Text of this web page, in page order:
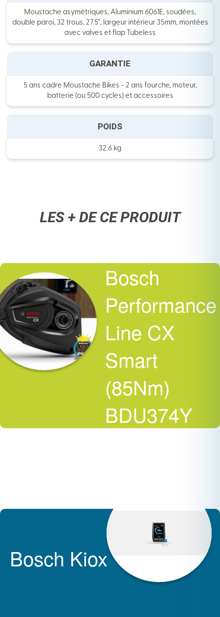
Moustache asymétriques, Aluminium 6061E, soudées,
double paroi, 32 trous, 27.5", largeur intérieur 35mm, montées
avec valves et flap Tubeless
GARANTIE
5 ans cadre Moustache Bikes - 2 ans fourche, moteur,
batterie (ou 500 cycles) et accessoires
POIDS
32.6 kg
LES + DE CE PRODUIT
Bosch
Performance
Line CX
Smart
(85Nm)
BDU374Y
Bosch Kiox